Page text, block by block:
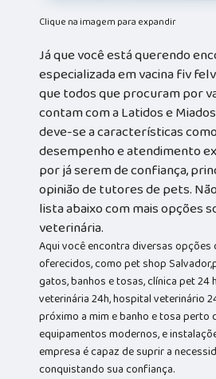
Clique na imagem para expandir
Já que você está querendo
especializada em vacina fiv
que todos que procuram por
contam com a Latidos e
deve-se a características
desempenho e atendimento
por já serem de confiança,
opinião de tutores de pets.
lista abaixo com mais opções
veterinária.
Aqui você encontra diversas opções
oferecidos, como pet shop
gatos, banhos e tosas, clínica pet 24
veterinária 24h, hospital veterinário
próximo a mim e banho e tosa perto
equipamentos modernos, e
empresa é capaz de suprir a
conquistando sua confiança.